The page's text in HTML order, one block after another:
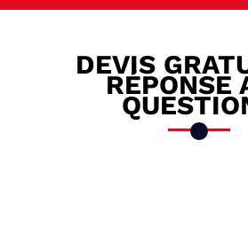
DEVIS
RÉPONSE